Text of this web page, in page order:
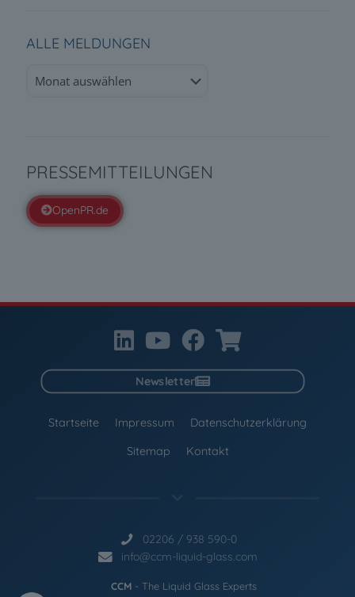
ALLE MELDUNGEN
Meldungen
PRESSEMITTEILUNGEN
OpenPR.de
Startseite Impressum
Datenschutzerklärung
Sitemap
Kontakt
02206 / 938 590-0
info@ccm-liquid-glass.com
Newsletter
CCM- The Liquid Glass Experts